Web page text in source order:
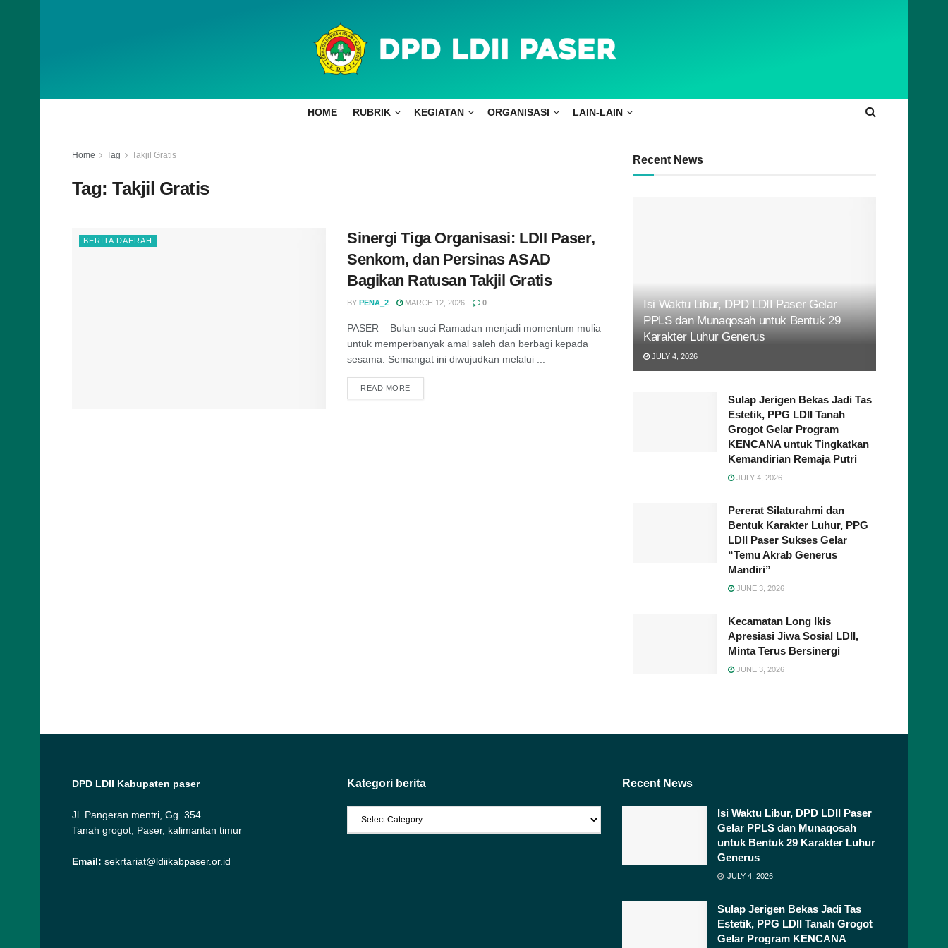
HOME RUBRIK KEGIATAN ORGANISASI LAIN-LAIN
Home Tag Takjil Gratis
Tag:Takjil Gratis
BERITA DAERAH
Sinergi Tiga Organisasi: LDII Paser,
Senkom, dan Persinas ASAD
Bagikan Ratusan Takjil Gratis
BY PENA_2 MARCH 12, 2026 0
PASER – Bulan suci Ramadan menjadi momentum mulia
untuk memperbanyak amal saleh dan berbagi kepada
sesama. Semangat ini diwujudkan melalui ...
READ MOREDETAILS
Recent News
Isi Waktu Libur, DPD LDII Paser Gelar
PPLS dan Munaqosah untuk Bentuk 29
Karakter Luhur Generus
JULY 4, 2026
Sulap Jerigen Bekas Jadi Tas
Estetik, PPG LDII Tanah
Grogot Gelar Program
KENCANA untuk Tingkatkan
Kemandirian Remaja Putri
JULY 4, 2026
Pererat Silaturahmi dan
Bentuk Karakter Luhur, PPG
LDII Paser Sukses Gelar
“Temu Akrab Generus
Mandiri”
JUNE 3, 2026
Kecamatan Long Ikis
Apresiasi Jiwa Sosial LDII,
Minta Terus Bersinergi
JUNE 3, 2026
DPD LDII Kabupaten paser
Jl. Pangeran mentri, Gg. 354
Tanah grogot, Paser, kalimantan timur
Email: sekrtariat@ldiikabpaser.or.id
Kategori berita Recent News
Isi Waktu Libur, DPD LDII Paser
Gelar PPLS dan Munaqosah
untuk Bentuk 29 Karakter Luhur
Generus
JULY 4, 2026
Sulap Jerigen Bekas Jadi Tas
Estetik, PPG LDII Tanah Grogot
Gelar Program KENCANA